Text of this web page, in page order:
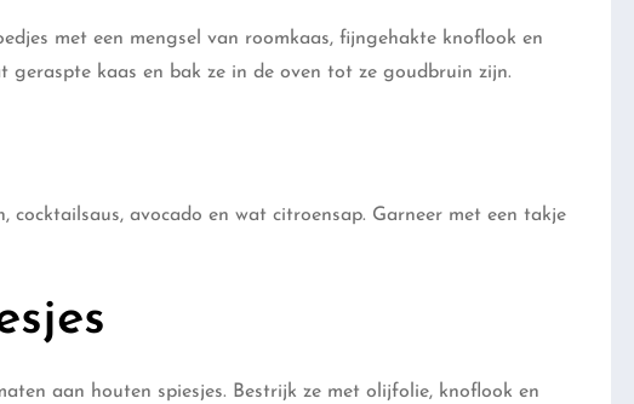
met een mengsel van roomkaas, fijngehakte knoflook en
geraspte kaas en bak ze in de oven tot ze goudbruin zijn.
avocado en wat citroensap. Garneer met een takje
aan houten spiesjes. Bestrijk ze met olijfolie, knoflook en